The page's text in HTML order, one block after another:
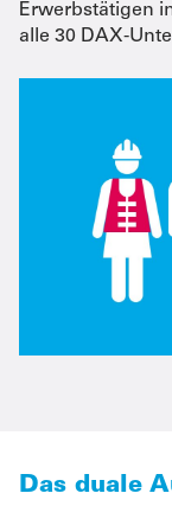
Erwerbstätigen
alle 30 DAX-
Das duale